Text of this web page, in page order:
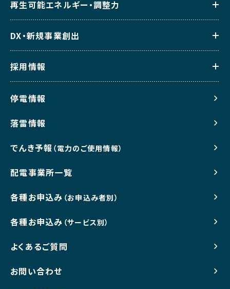
再生可能エネルギー・調整力
DX・新規事業創出
採用情報
停電情報
落雷情報
でんき予報 （電力のご使用情報）
配電事業所一覧
各種お申込み （お申込み者別）
各種お申込み （サービス別）
よくあるご質問
お問い合わせ